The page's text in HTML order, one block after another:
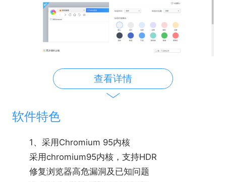
查看详情
软件特色
1、采用Chromium 95内核
采用chromium95内核，支持HDR
修复浏览器高危漏洞及已知问题